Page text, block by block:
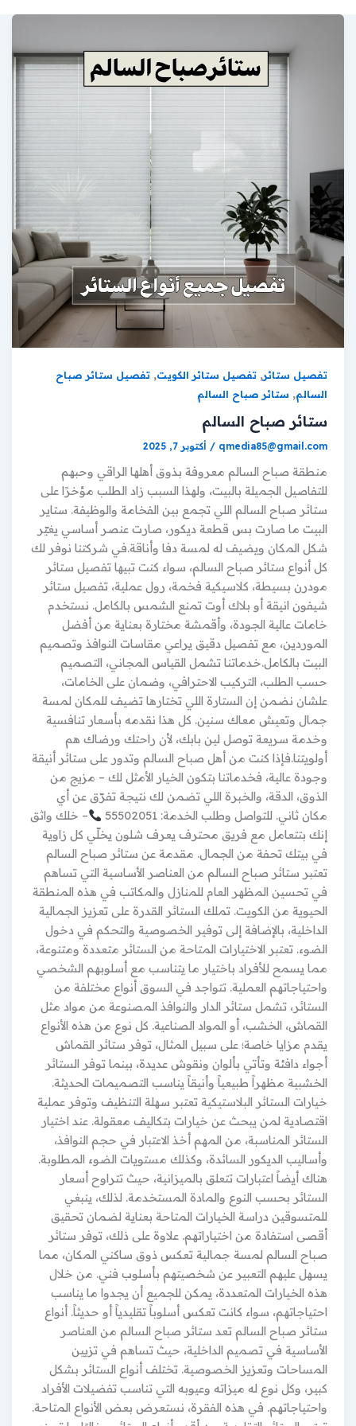
تفصيل ستائر,تفصيل ستائر الكويت,تفصيل ستائر صباح
السالم,ستائر صباح السالم
ستائر صباح السالم
qmedia85@gmail.com
/ أكتوبر 7, 2025
منطقة صباح السالم معروفة بذوق أهلها الراقي وحبهم
للتفاصيل الجميلة بالبيت، ولهذا السبب زاد الطلب مؤخرًا على
ستائر صباح السالم اللي تجمع بين الفخامة والوظيفة. ستاير
البيت ما صارت بس قطعة ديكور، صارت عنصر أساسي يغيّر
شكل المكان ويضيف له لمسة دفا وأناقة.في شركتنا نوفر لك
كل أنواع ستائر صباح السالم، سواء كنت تبيها تفصيل ستائر
مودرن بسيطة، كلاسيكية فخمة، رول عملية، تفصيل ستائر
شيفون انيقة أو بلاك أوت تمنع الشمس بالكامل. نستخدم
خامات عالية الجودة، وأقمشة مختارة بعناية من أفضل
الموردين، مع تفصيل دقيق يراعي مقاسات النوافذ وتصميم
البيت بالكامل.خدماتنا تشمل القياس المجاني، التصميم
حسب الطلب، التركيب الاحترافي، وضمان على الخامات،
علشان نضمن إن الستارة اللي تختارها تضيف للمكان لمسة
جمال وتعيش معاك سنين. كل هذا نقدمه بأسعار تنافسية
وخدمة سريعة توصل لين بابك، لأن راحتك ورضاك هم
أولويتنا.فإذا كنت من أهل صباح السالم وتدور على ستائر أنيقة
وجودة عالية، فخدماتنا بتكون الخيار الأمثل لك – مزيج من
الذوق، الدقة، والخبرة اللي تضمن لك نتيجة تفرّق عن أي
مكان ثاني. للتواصل وطلب الخدمة: 55502051
– خلك واثق
إنك بتتعامل مع فريق محترف يعرف شلون يخلّي كل زاوية
في بيتك تحفة من الجمال. مقدمة عن ستائر صباح السالم
تعتبر ستائر صباح السالم من العناصر الأساسية التي تساهم
في تحسين المظهر العام للمنازل والمكاتب في هذه المنطقة
الحيوية من الكويت. تملك الستائر القدرة على تعزيز الجمالية
الداخلية، بالإضافة إلى توفير الخصوصية والتحكم في دخول
الضوء. تعتبر الاختيارات المتاحة من الستائر متعددة ومتنوعة،
مما يسمح للأفراد باختيار ما يتناسب مع أسلوبهم الشخصي
واحتياجاتهم العملية. تتواجد في السوق أنواع مختلفة من
الستائر، تشمل ستائر الدار والنوافذ المصنوعة من مواد مثل
القماش، الخشب، أو المواد الصناعية. كل نوع من هذه الأنواع
يقدم مزايا خاصة؛ على سبيل المثال، توفر ستائر القماش
أجواء دافئة وتأتي بألوان ونقوش عديدة، بينما توفر الستائر
الخشبية مظهراً طبيعياً وأنيقاً يناسب التصميمات الحديثة.
خيارات الستائر البلاستيكية تعتبر سهلة التنظيف وتوفر عملية
اقتصادية لمن يبحث عن خيارات بتكاليف معقولة. عند اختيار
الستائر المناسبة، من المهم أخذ الاعتبار في حجم النوافذ،
وأساليب الديكور السائدة، وكذلك مستويات الضوء المطلوبة.
هناك أيضاً اعتبارات تتعلق بالميزانية، حيث تتراوح أسعار
الستائر بحسب النوع والمادة المستخدمة. لذلك، ينبغي
للمتسوقين دراسة الخيارات المتاحة بعناية لضمان تحقيق
أقصى استفادة من اختياراتهم. علاوة على ذلك، توفر ستائر
صباح السالم لمسة جمالية تعكس ذوق ساكني المكان، مما
يسهل عليهم التعبير عن شخصيتهم بأسلوب فني. من خلال
هذه الخيارات المتعددة، يمكن للجميع أن يجدوا ما يناسب
احتياجاتهم، سواء كانت تعكس أسلوباً تقليدياً أو حديثاً. أنواع
ستائر صباح السالم تعد ستائر صباح السالم من العناصر
الأساسية في تصميم الداخلية، حيث تساهم في تزيين
المساحات وتعزيز الخصوصية. تختلف أنواع الستائر بشكل
كبير، وكل نوع له ميزاته وعيوبه التي تناسب تفضيلات الأفراد
واحتياجاتهم. في هذه الفقرة، نستعرض بعض الأنواع المتاحة.